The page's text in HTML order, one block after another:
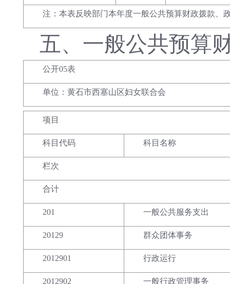
注：本表反映部门本年度一般公共预算财政拨款、
五、 一般公共预算
公开05表
单位：黄石市西塞山区妇女联合会
项目
科目代码 科目名称
栏次
合计
201 一般公共服务支出
20129 群众团体事务
2012901 行政运行
2012902 一般行政管理事务